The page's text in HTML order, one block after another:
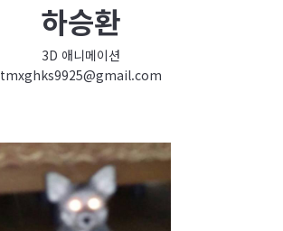
하승환
3D 애니메이션
tmxghks9925@gmail.com